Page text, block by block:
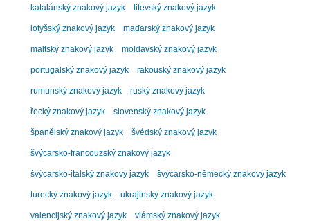
katalánský znakový jazyk litevský znakový jazyk
lotyšský znakový jazyk maďarský znakový jazyk
maltský znakový jazyk moldavský znakový jazyk
portugalský znakový jazyk rakouský znakový jazyk
rumunský znakový jazyk ruský znakový jazyk
řecký znakový jazyk slovenský znakový jazyk
španělský znakový jazyk švédský znakový jazyk
švýcarsko-francouzský znakový jazyk
švýcarsko-italský znakový jazyk švýcarsko-německý znakový jazyk
turecký znakový jazyk ukrajinský znakový jazyk
valencijský znakový jazyk vlámský znakový jazyk